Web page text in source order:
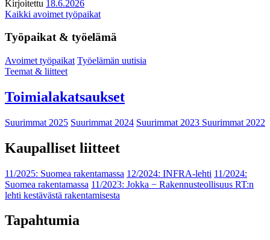
Kirjoitettu 18.6.2026
Kaikki avoimet työpaikat
Työpaikat & työelämä
Avoimet työpaikat Työelämän uutisia
Teemat & liitteet
Toimialakatsaukset
Suurimmat 2025 Suurimmat 2024 Suurimmat 2023 Suurimmat 2022
Kaupalliset liitteet
11/2025: Suomea rakentamassa 12/2024: INFRA-lehti 11/2024:
Suomea rakentamassa 11/2023: Jokka − Rakennusteollisuus RT:n
lehti kestävästä rakentamisesta
Tapahtumia